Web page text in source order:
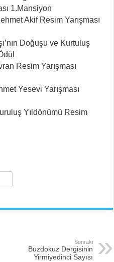
1.Mansiyon
Akif Resim Yarışması
Doğuşu ve Kurtuluş
Resim Yarışması
Yesevi Yarışması
Yıldönümü Resim
Sonraki
Buzdokuz Dergisinin
Yirmiyedinci Sayısı